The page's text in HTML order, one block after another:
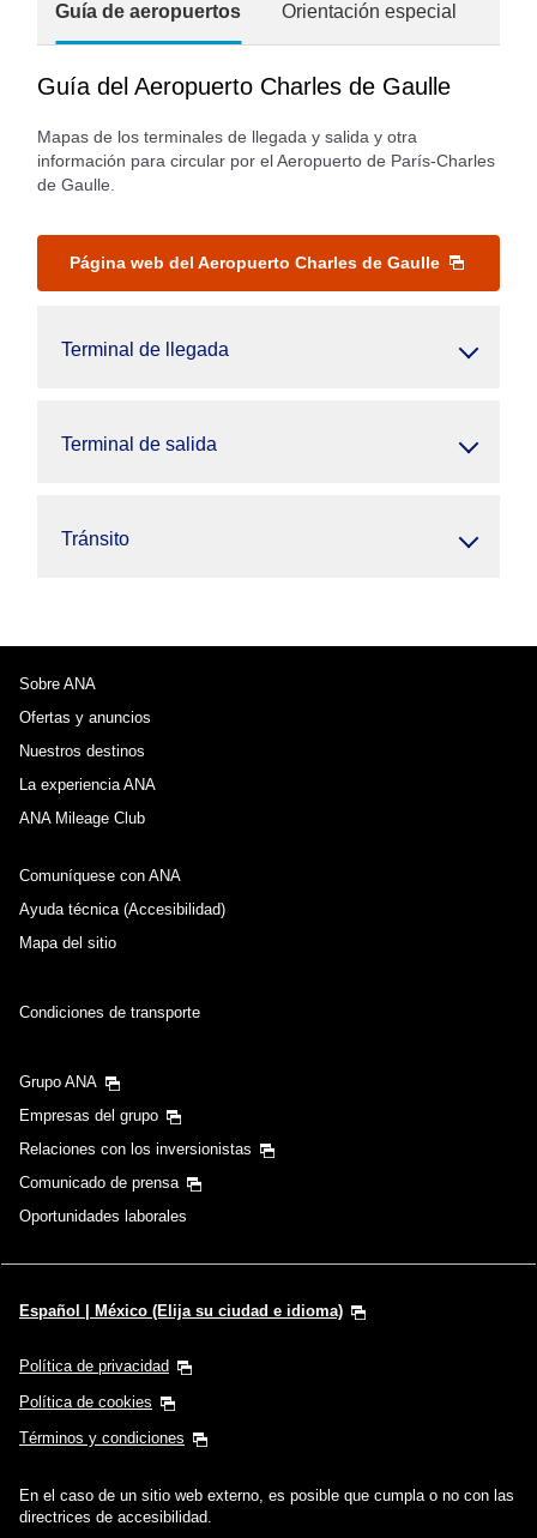
Guía de aeropuertos Orientación especial
Guía del Aeropuerto Charles de Gaulle
Mapas de los terminales de llegada y salida y otra
información para circular por el Aeropuerto de París-Charles
de Gaulle.
Página web del Aeropuerto Charles de Gaulle
Terminal de llegada
Terminal de salida
Tránsito
Sobre ANA
Ofertas y anuncios
Nuestros destinos
La experiencia ANA
ANA Mileage Club
Comuníquese con ANA
Ayuda técnica (Accesibilidad)
Mapa del sitio
Condiciones de transporte
Grupo ANA
Empresas del grupo
Relaciones con los inversionistas
Comunicado de prensa
Oportunidades laborales
Español | México (Elija su ciudad e idioma)
Política de privacidad
Política de cookies
Términos y condiciones
En el caso de un sitio web externo, es posible que cumpla o no con las
directrices de accesibilidad.